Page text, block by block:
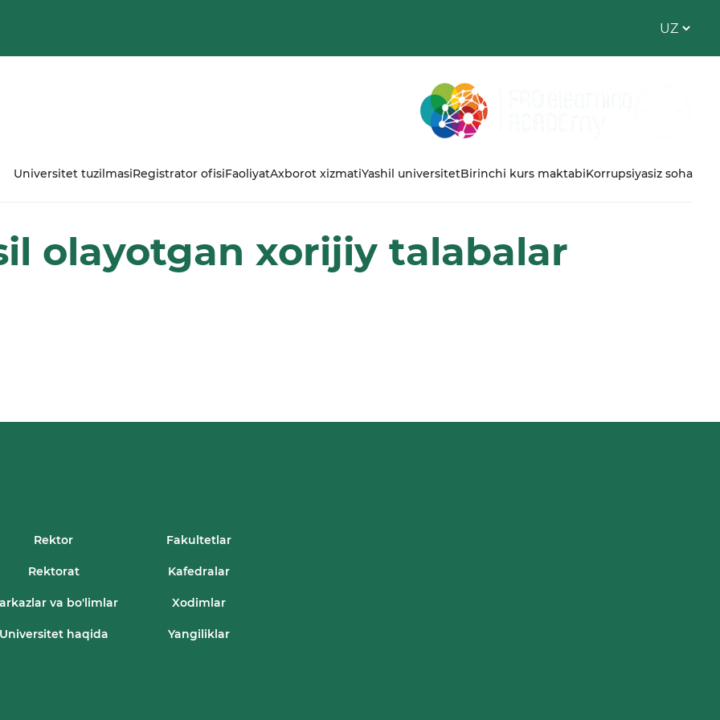
Universitet tuzilmasiRegistrator ofisiFaoliyatAxborot xizmatiYashil universitetBirinchi kurs maktabiKorrupsiyasiz soha
olayotgan xorijiy talabalar
Rektor Fakultetlar
Rektorat Kafedralar
va bo'limlar Xodimlar
haqida Yangiliklar